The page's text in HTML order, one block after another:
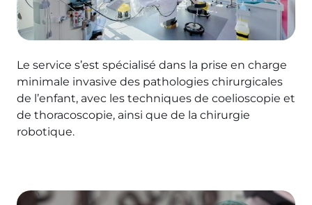
Le service s’est spécialisé dans la prise en charge
minimale invasive des pathologies chirurgicales
de l’enfant, avec les techniques de coelioscopie et
de thoracoscopie, ainsi que de la chirurgie
robotique.
Image